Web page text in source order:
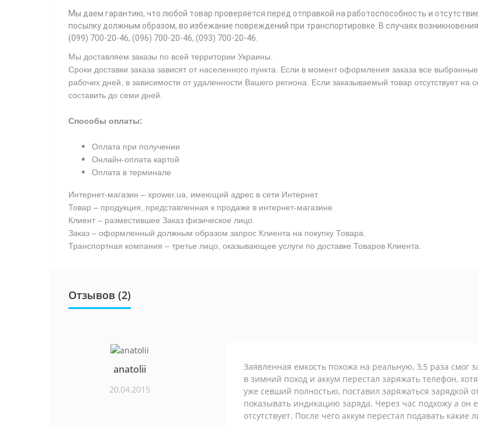
Мы даем гарантию, что любой товар проверяется перед отправкой на работоспособность и
посылку должным образом, во избежание повреждений при транспортировке. В случаях
(099) 700-20-46, (096) 700-20-46, (093) 700-20-46.
Мы доставляем заказы по всей территории Украины.
Сроки доставки заказа зависят от населенного пункта. Если в момент оформления заказа все
рабочих дней, в зависимости от удаленности Вашего региона. Если заказываемый товар отсутствует на
составить до семи дней.
Способы оплаты:
Оплата при получении
Онлайн-оплата картой
Оплата в терминале
Интернет-магазин – xpower.ua, имеющий адрес в сети Интернет.
Товар – продукция, представленная к продаже в интернет-магазине.
Клиент – разместившее Заказ физическое лицо.
Заказ – оформленный должным образом запрос Клиента на покупку Товара.
Транспортная компания – третье лицо, оказывающее услуги по доставке Товаров Клиента.
Отзывов (2)
anatolii
20.04.2015
Заявленная емкость похожа на реальную, 3,5 раза смог
в зимний поход и аккум перестал заряжать телефон,
уже севший полностью, поставил заряжаться зарядкой
показывать индикацию заряда. Через час подхожу а
отсутствует. После чего аккум перестал подавать какие